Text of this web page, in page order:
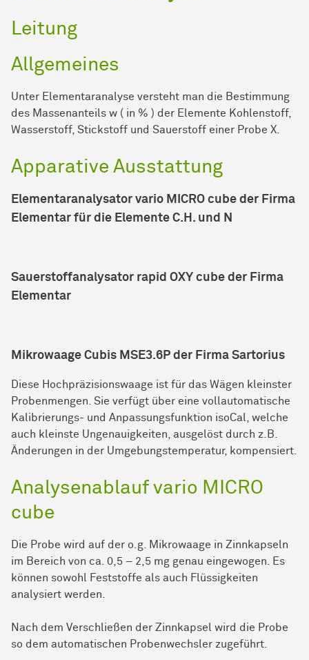
Leitung
Allgemeines
Unter Elementaranalyse versteht man die Bestimmung
des Massenanteils w ( in % ) der Elemente Kohlenstoff,
Wasserstoff, Stickstoff und Sauerstoff einer Probe X.
Apparative Ausstattung
Elementaranalysator vario MICRO cube der Firma
Elementar für die Elemente C.H. und N
Sauerstoffanalysator rapid OXY cube der Firma
Elementar
Mikrowaage Cubis MSE3.6P der Firma Sartorius
Diese Hochpräzisionswaage ist für das Wägen kleinster
Probenmengen. Sie verfügt über eine vollautomatische
Kalibrierungs- und Anpassungsfunktion isoCal, welche
auch kleinste Ungenauigkeiten, ausgelöst durch z.B.
Änderungen in der Umgebungstemperatur, kompensiert.
Analysenablauf vario MICRO
cube
Die Probe wird auf der o.g. Mikrowaage in Zinnkapseln
im Bereich von ca. 0,5 – 2,5 mg genau eingewogen. Es
können sowohl Feststoffe als auch Flüssigkeiten
analysiert werden.
Nach dem Verschließen der Zinnkapsel wird die Probe
so dem automatischen Probenwechsler zugeführt.